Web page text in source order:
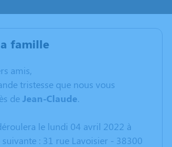
famille
amis,
tristesse que nous vous
deJean-Claude.
le lundi 04 avril 2022 à
: 31 rue Lavoisier - 38300